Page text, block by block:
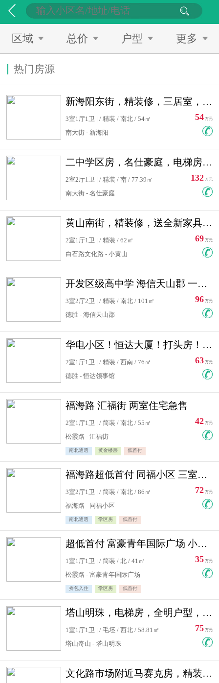
区域 总价 户型 更多
热门房源
新海阳东街，精装修，三居室，南北通透，拎包入住，单价低
3室1厅1卫 | / 精装 / 南北 / 54㎡
南大街 - 新海阳
54 万元
二中学区房，名仕豪庭，电梯房，双南卧室，单价低，急售
2室2厅1卫 | / 精装 / 南 / 77.39㎡
南大街 - 名仕豪庭
132 万元
黄山南街，精装修，送全新家具，看房有钥匙，实用面积大
2室1厅1卫 | / 精装 / 62㎡
白石路文化路 - 小黄山
69 万元
开发区级高中学 海信天山郡 一手合同没有税！ 送车位
3室2厅2卫 | / 精装 / 南北 / 101㎡
德胜 - 海信天山郡
96 万元
华电小区！恒达大厦！打头房！精装修！可低首付！随时看房！
2室1厅1卫 | / 精装 / 西南 / 76㎡
德胜 - 恒达领事馆
63 万元
福海路 汇福街 两室住宅急售
2室1厅1卫 | / 简装 / 南北 / 55㎡
松霞路 - 汇福街
南北通透 黄金楼层 低首付
42 万元
福海路超低首付 同福小区 三室住宅急售
3室2厅1卫 | / 简装 / 南北 / 86㎡
福海路 - 同福小区
南北通透 学区房 低首付
72 万元
超低首付 富豪青年国际广场 小高层住宅急售
1室1厅1卫 | / 简装 / 北 / 41㎡
松霞路 - 富豪青年国际广场
拎包入住 学区房 低首付
35 万元
塔山明珠，电梯房，全明户型，视野好，毛坯房，看房有钥匙
1室1厅1卫 | / 毛坯 / 西北 / 58.81㎡
塔山奇山 - 塔山明珠
75 万元
文化路市场附近马赛克房，精装修三居室，南北通透，实用面积大